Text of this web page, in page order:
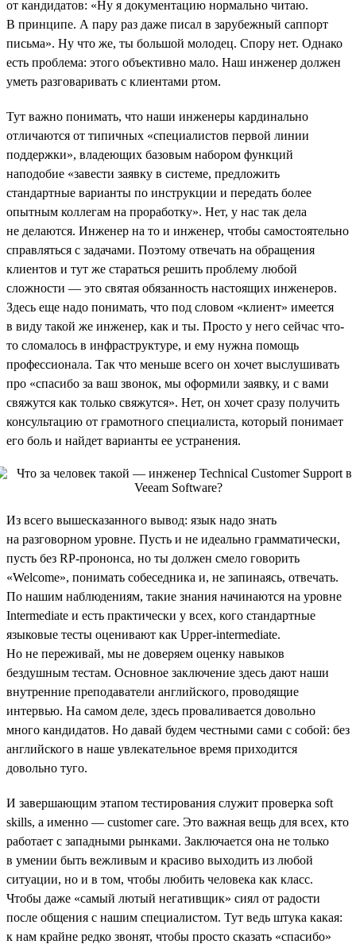
от кандидатов: «Ну я документацию нормально читаю.
В принципе. А пару раз даже писал в зарубежный саппорт
письма». Ну что же, ты большой молодец. Спору нет. Однако
есть проблема: этого объективно мало. Наш инженер должен
уметь разговаривать с клиентами ртом.
Тут важно понимать, что наши инженеры кардинально
отличаются от типичных «специалистов первой линии
поддержки», владеющих базовым набором функций
наподобие «завести заявку в системе, предложить
стандартные варианты по инструкции и передать более
опытным коллегам на проработку». Нет, у нас так дела
не делаются. Инженер на то и инженер, чтобы самостоятельно
справляться с задачами. Поэтому отвечать на обращения
клиентов и тут же стараться решить проблему любой
сложности — это святая обязанность настоящих инженеров.
Здесь еще надо понимать, что под словом «клиент» имеется
в виду такой же инженер, как и ты. Просто у него сейчас что-
то сломалось в инфраструктуре, и ему нужна помощь
профессионала. Так что меньше всего он хочет выслушивать
про «спасибо за ваш звонок, мы оформили заявку, и с вами
свяжутся как только свяжутся». Нет, он хочет сразу получить
консультацию от грамотного специалиста, который понимает
его боль и найдет варианты ее устранения.
Из всего вышесказанного вывод: язык надо знать
на разговорном уровне. Пусть и не идеально грамматически,
пусть без RP-прононса, но ты должен смело говорить
«Welcome», понимать собеседника и, не запинаясь, отвечать.
По нашим наблюдениям, такие знания начинаются на уровне
Intermediate и есть практически у всех, кого стандартные
языковые тесты оценивают как Upper-intermediate.
Но не переживай, мы не доверяем оценку навыков
бездушным тестам. Основное заключение здесь дают наши
внутренние преподаватели английского, проводящие
интервью. На самом деле, здесь проваливается довольно
много кандидатов. Но давай будем честными сами с собой: без
английского в наше увлекательное время приходится
довольно туго.
И завершающим этапом тестирования служит проверка soft
skills, а именно — customer care. Это важная вещь для всех, кто
работает c западными рынками. Заключается она не только
в умении быть вежливым и красиво выходить из любой
ситуации, но и в том, чтобы любить человека как класс.
Чтобы даже «самый лютый негативщик» сиял от радости
после общения с нашим специалистом. Тут ведь штука какая:
к нам крайне редко звонят, чтобы просто сказать «спасибо»